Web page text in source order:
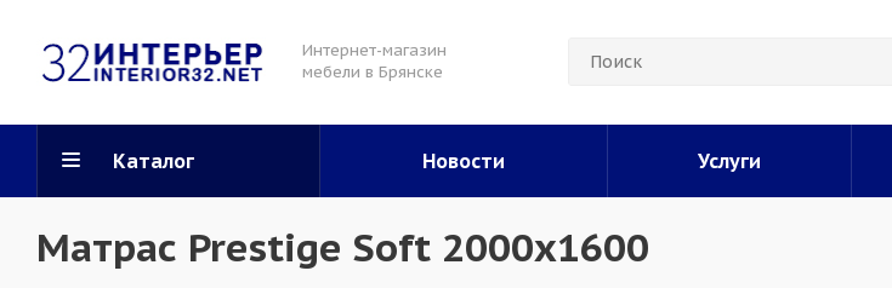
Интернет-магазин
мебели в Брянске
Каталог Новости Услуги
Матрас Prestige Soft 2000x1600